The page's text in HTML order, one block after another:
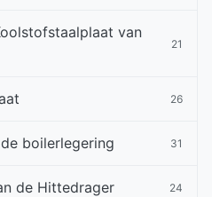
van
21
26
boilerlegering 31
de Hittedrager 24